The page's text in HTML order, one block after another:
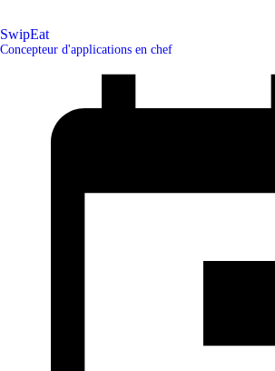
SwipEat
Concepteur d'applications en chef